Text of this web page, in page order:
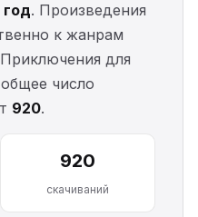
год. Произведения
к жанрам
для
число
920.
920
скачиваний